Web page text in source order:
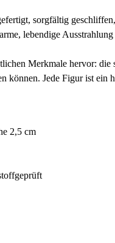
sorgfältig
lebendige Ausstrahlung
Merkmale hervor:
können. Jede Figur ist
2,5 cm